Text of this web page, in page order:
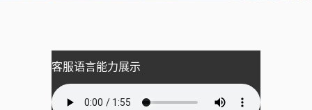
客服语言能力展示